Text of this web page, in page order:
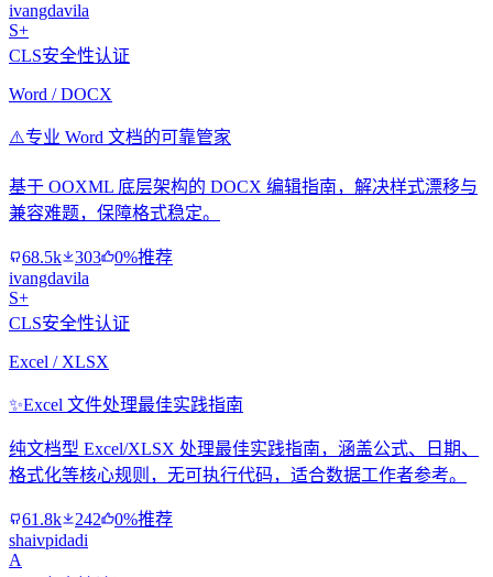
ivangdavila
S+
CLS安全性认证
Word / DOCX
⚠️专业 Word 文档的可靠管家
基于 OOXML 底层架构的 DOCX 编辑指南，解决样式漂移与
兼容难题，保障格式稳定。
68.5k 303
0%推荐
ivangdavila
S+
CLS安全性认证
Excel / XLSX
✨Excel 文件处理最佳实践指南
纯文档型 Excel/XLSX 处理最佳实践指南，涵盖公式、日期、
格式化等核心规则，无可执行代码，适合数据工作者参考。
61.8k 242
0%推荐
shaivpidadi
A